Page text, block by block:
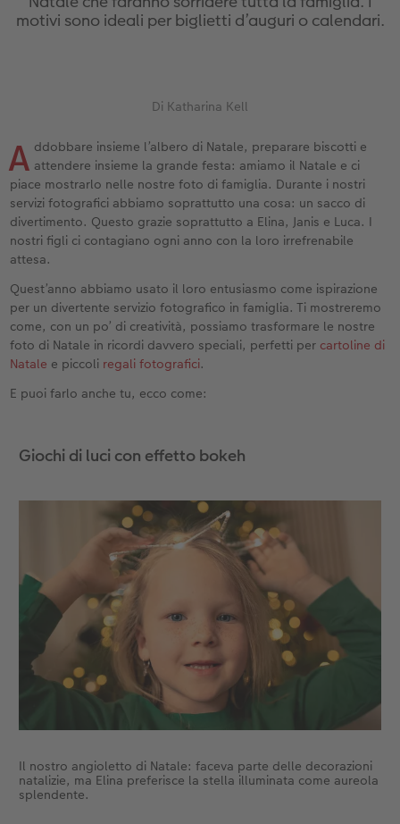
Custodia personalizzata
Copertina in pelle e lino
Primi passi
Come ordinare
Storie dei clienti
Coffeetable Book «Art Collection»
CEWE myPhotos
Nature Prints
Foto adesivi
Foto istantanee
Fototessere biometriche
CEWE myPhotos
Poster con mappa
Plexiglas
Poster in alluminio
Foto su legno
Poster su forex
Mosaico
Consigli decorazione murale
Altre occasioni
Cartoline postali
Cartoline singole con spedizione diretta
CEWE myPhotos
Giochi
Faber-Castell
Stampe artistiche
Foto-box regalo
Buono regalo CEWE
CEWE myPhotos
Barattolo per croccantini con foto
Cover in silicone
Cover in legno
Cover cellulare con tracolla
Con design
Calendari da parete con design
Calendario da parete A3
Calendario da tavolo quadrato
CEWE myPhotos
per il compleanno
Fotoregali per Pasqua
per gli sposi
per l’addio al nubilato
Matrimonio
Storie dei clienti
App
motivi sono ideali per biglietti d’auguri o calendari.
Di Katharina Kell
A ddobbare insieme l’albero di Natale, preparare biscotti e
attendere insieme la grande festa: amiamo il Natale e ci
piace mostrarlo nelle nostre foto di famiglia. Durante i nostri
servizi fotografici abbiamo soprattutto una cosa: un sacco di
divertimento. Questo grazie soprattutto a Elina, Janis e Luca. I
nostri figli ci contagiano ogni anno con la loro irrefrenabile
attesa.
Quest’anno abbiamo usato il loro entusiasmo come ispirazione
per un divertente servizio fotografico in famiglia. Ti mostreremo
come, con un po’ di creatività, possiamo trasformare le nostre
foto di Natale in ricordi davvero speciali, perfetti per cartoline di
Natale e piccoli regali fotografici.
E puoi farlo anche tu, ecco come:
Giochi di luci con effetto bokeh
Il nostro angioletto di Natale: faceva parte delle decorazioni
natalizie, ma Elina preferisce la stella illuminata come aureola
splendente.